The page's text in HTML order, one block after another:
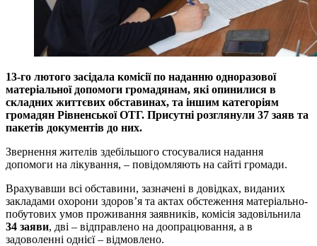
13-го лютого засідала комісії по наданню одноразової
матеріальної допомоги громадянам, які опинилися в
складних життєвих обставинах, та іншим категоріям
громадян Рівненської ОТГ. Присутні розглянули 37 заяв та
пакетів документів до них.
Звернення жителів здебільшого стосувалися надання
допомоги на лікування, – повідомляють на сайті громади.
Врахувавши всі обставини, зазначені в довідках, виданих
закладами охорони здоров’я та актах обстеження матеріально-
побутових умов проживання заявників, комісія задовільнила
34 заяви, дві – відправлено на доопрацювання, а в
задоволенні однієї – відмовлено.